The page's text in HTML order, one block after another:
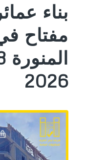
بناء
مفتاح
2026